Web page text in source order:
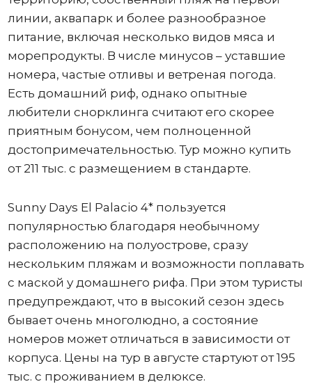
линии, аквапарк и более разнообразное
питание, включая несколько видов мяса и
морепродукты. В числе минусов – уставшие
номера, частые отливы и ветреная погода.
Есть домашний риф, однако опытные
любители снорклинга считают его скорее
приятным бонусом, чем полноценной
достопримечательностью. Тур можно купить
от 211 тыс. с размещением в стандарте.
Sunny Days El Palacio 4* пользуется
популярностью благодаря необычному
расположению на полуострове, сразу
нескольким пляжам и возможности поплавать
с маской у домашнего рифа. При этом туристы
предупреждают, что в высокий сезон здесь
бывает очень многолюдно, а состояние
номеров может отличаться в зависимости от
корпуса. Цены на тур в августе стартуют от 195
тыс. с проживанием в делюксе.